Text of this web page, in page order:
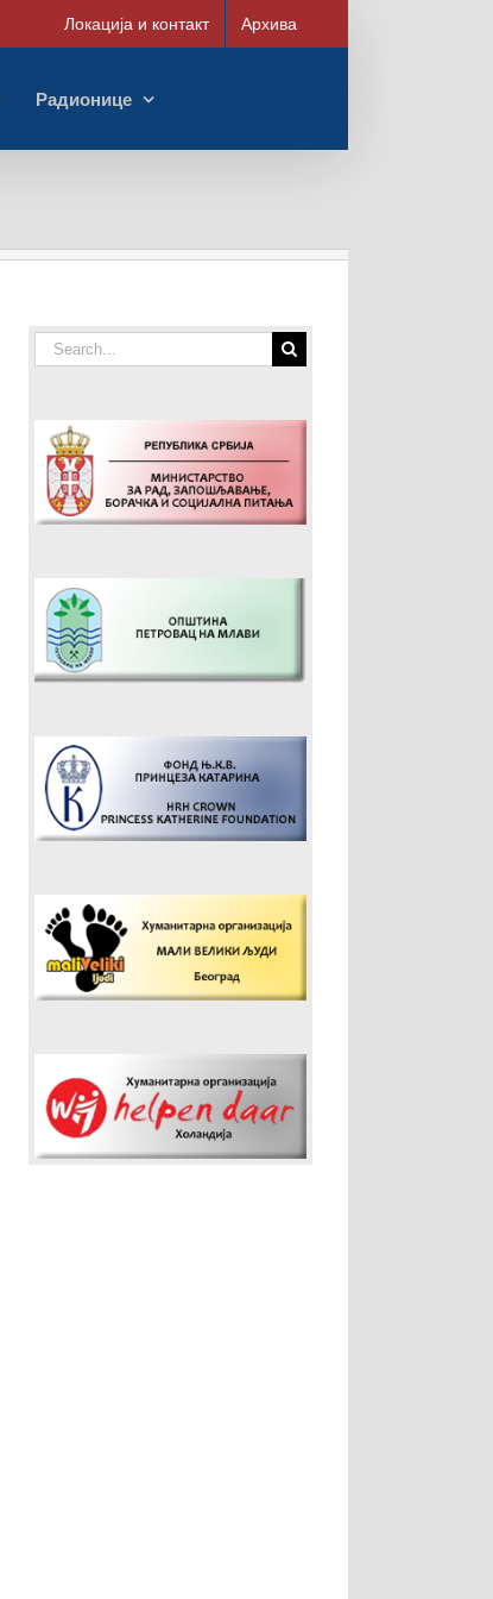
Локација и контакт Архива
Радионице
Search
for: